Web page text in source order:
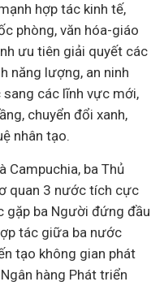
hợp tác kinh tế,
phòng, văn hóa-giáo
ưu tiên giải quyết các
năng lượng, an ninh
các lĩnh vực mới,
chuyển đổi xanh,
nhân tạo.
Campuchia, ba Thủ
quan 3 nước tích cực
gặp ba Người đứng đầu
tác giữa ba nước
tạo không gian phát
hàng Phát triển